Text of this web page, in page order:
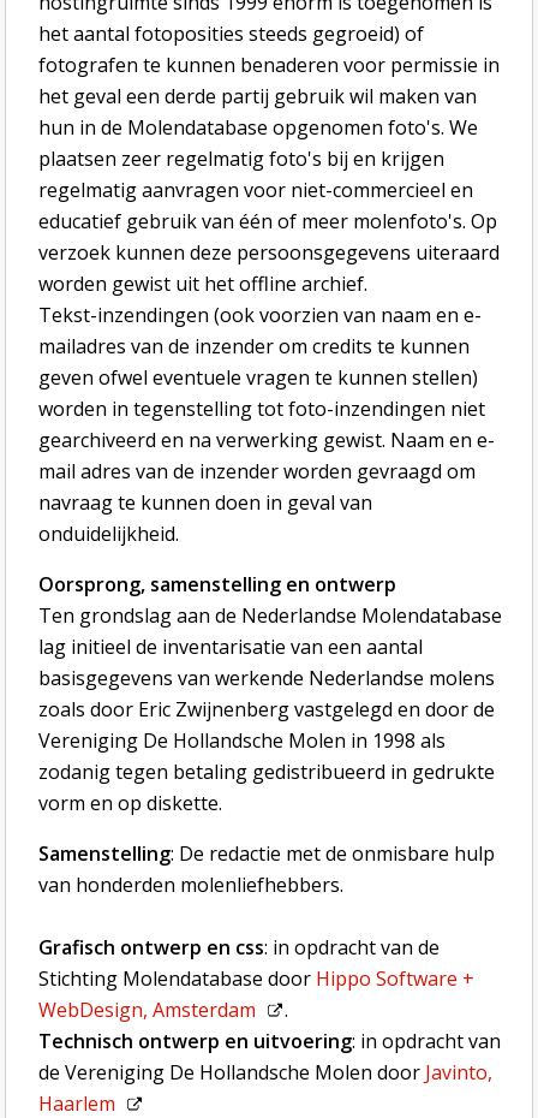
het aantal fotoposities steeds gegroeid) of
fotografen te kunnen benaderen voor permissie in
het geval een derde partij gebruik wil maken van
hun in de Molendatabase opgenomen foto's. We
plaatsen zeer regelmatig foto's bij en krijgen
regelmatig aanvragen voor niet-commercieel en
educatief gebruik van één of meer molenfoto's. Op
verzoek kunnen deze persoonsgegevens uiteraard
worden gewist uit het offline archief.
Tekst-inzendingen (ook voorzien van naam en e-
mailadres van de inzender om credits te kunnen
geven ofwel eventuele vragen te kunnen stellen)
worden in tegenstelling tot foto-inzendingen niet
gearchiveerd en na verwerking gewist. Naam en e-
mail adres van de inzender worden gevraagd om
navraag te kunnen doen in geval van
onduidelijkheid.
Oorsprong, samenstelling en ontwerp
Ten grondslag aan de Nederlandse Molendatabase
lag initieel de inventarisatie van een aantal
basisgegevens van werkende Nederlandse molens
zoals door Eric Zwijnenberg vastgelegd en door de
Vereniging De Hollandsche Molen in 1998 als
zodanig tegen betaling gedistribueerd in gedrukte
vorm en op diskette.
Samenstelling: De redactie met de onmisbare hulp
van honderden molenliefhebbers.
Grafisch ontwerp en css: in opdracht van de
Stichting Molendatabase door Hippo Software +
WebDesign, Amsterdam
.
Technisch ontwerp en uitvoering: in opdracht van
de Vereniging De Hollandsche Molen door Javinto,
Haarlem